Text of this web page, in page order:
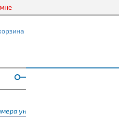
универсальная с